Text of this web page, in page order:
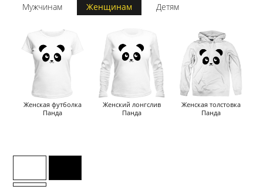
Мужчинам Женщинам Детям
Женская футболка
Панда
Женский лонгслив
Панда
Женская толстовка
Панда